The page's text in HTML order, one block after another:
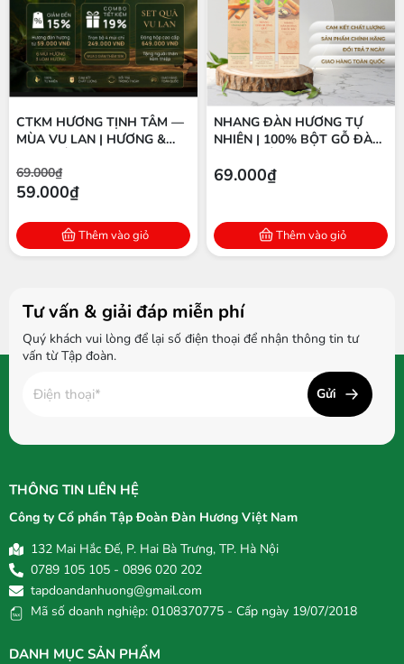
CTKM HƯƠNG TỊNH TÂM —
MÙA VU LAN | HƯƠNG &
NGUYÊN CHẤT
69.000₫
59.000₫
Thêm vào giỏ
NHANG ĐÀN HƯƠNG TỰ
NHIÊN | 100% BỘT GỖ ĐÀN
HỢP THIỀN & THỜ CÚNG
69.000₫
Thêm vào giỏ
Tư vấn & giải đáp miễn phí
Quý khách vui lòng để lại số điện thoại để nhận thông tin tư
vấn từ Tập đoàn.
Gửi
THÔNG TIN LIÊN HỆ
Công ty Cổ phần Tập Đoàn Đàn Hương Việt Nam
132 Mai Hắc Đế, P. Hai Bà Trưng, TP. Hà Nội
0789 105 105 - 0896 020 202
tapdoandanhuong@gmail.com
Mã số doanh nghiệp: 0108370775 - Cấp ngày 19/07/2018
DANH MỤC SẢN PHẨM